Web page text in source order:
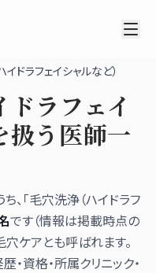
ドラフェイシャルなど）
ラフェイ
扱う医師一
、「毛穴洗浄（ハイドラフ
です（情報は掲載時点の
穴ケアとも呼ばれます。
・資格・所属クリニック・